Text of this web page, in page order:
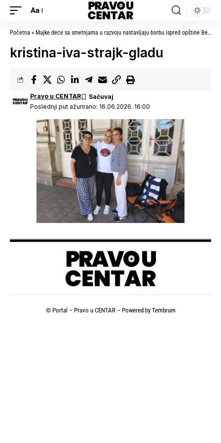
Aa
Početna » Majke dece sa smetnjama u razvoju nastavljaju borbu ispred opštine Bečej: „Zakonska prava dece ne smeju zavisiti od toga ko su im roditelji”
kristina-iva-strajk-gladu
Poslednji put ažurirano: 16.06.2026. 16:00
Pravo u CENTAR
© Portal – Pravo u CENTAR – Powered by Tembrum